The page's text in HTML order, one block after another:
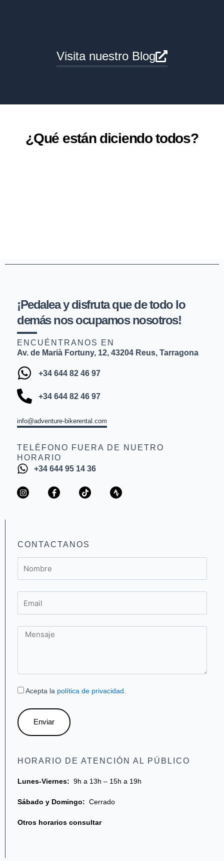
Visita nuestro Blog
¿Qué están diciendo todos?
¡Pedalea y disfruta que de todo lo
demás nos ocupamos nosotros!
ENCUÉNTRANOS EN
Av. de Marià Fortuny, 12, 43204 Reus, Tarragona
+34 644 82 46 97
+34 644 82 46 97
info@adventure-bikerental.com
TELÉFONO FUERA DE NUETRO
HORARIO
+34 644 95 14 36
I
n
a
m
F
a
k
-
f
T
i
S
t
CONTACTANOS
Mensaje
Acepta la política de privacidad
Enviar
HORARIO DE ATENCIÓN AL PÚBLICO
Lunes-Viernes: 9h a 13h – 15h a 19h
Sábado y Domingo: Cerrado
Otros horarios consultar